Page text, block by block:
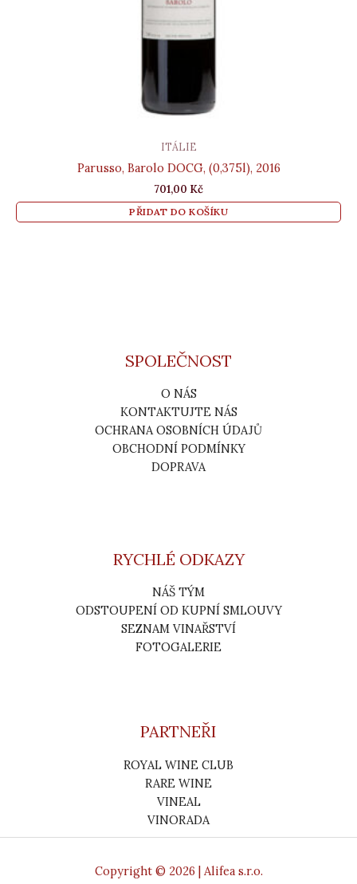
ITÁLIE
Parusso, Barolo DOCG, (0,375l), 2016
701,00 Kč
PŘIDAT DO KOŠÍKU
SPOLEČNOST
O NÁS
KONTAKTUJTE NÁS
OCHRANA OSOBNÍCH ÚDAJŮ
OBCHODNÍ PODMÍNKY
DOPRAVA
RYCHLÉ ODKAZY
NÁŠ TÝM
ODSTOUPENÍ OD KUPNÍ SMLOUVY
SEZNAM VINAŘSTVÍ
FOTOGALERIE
PARTNEŘI
ROYAL WINE CLUB
RARE WINE
VINEAL
VINORADA
Copyright © 2026 | Alifea s.r.o.